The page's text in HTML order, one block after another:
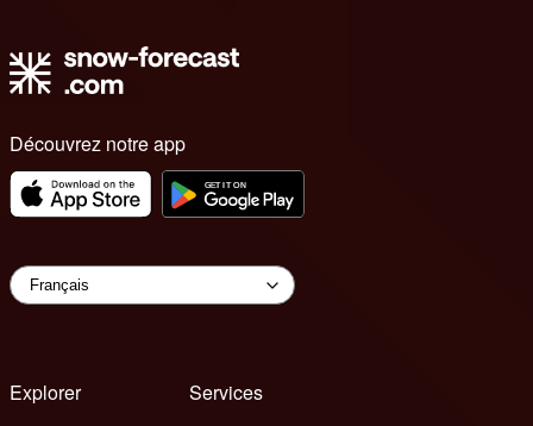
Découvrez notre app
Explorer
Services